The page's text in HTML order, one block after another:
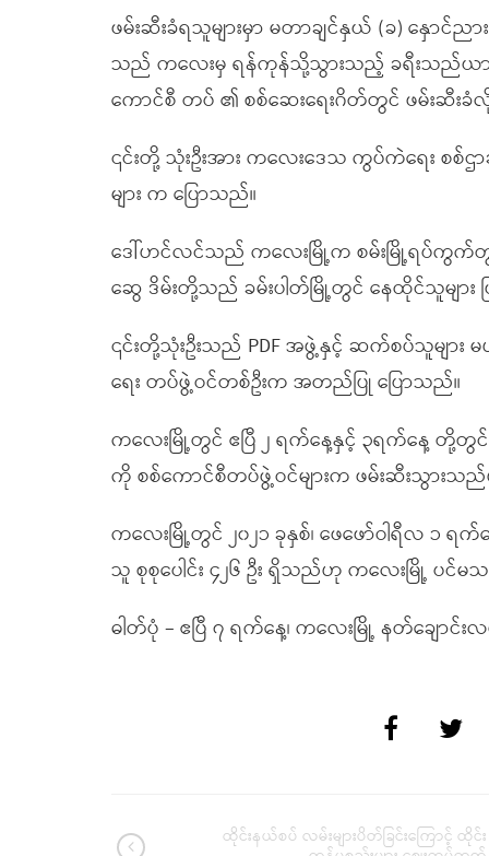
ဖမ်းဆီးခံရသူများမှာ မတာချင်နှယ် (ခ) နှောင်ည
သည် ကလေးမှ ရန်ကုန်သို့သွားသည့် ခရီးသည်ယာဉ်ပေ
ကောင်စီ တပ် ၏ စစ်ဆေးရေးဂိတ်တွင် ဖမ်းဆီး
၎င်းတို့ သုံးဦးအား ကလေးဒေသ ကွပ်ကဲရေး စစ်
များ က ပြောသည်။
ဒေါ်ဟင်လင်သည် ကလေးမြို့က စမ်းမြို့ရပ်ကွက်တွင်
ဆွေ ဒိမ်းတို့သည် ခမ်းပါတ်မြို့တွင် နေထိုင်သူမျ
၎င်းတို့သုံးဦးသည် PDF အဖွဲ့နှင့် ဆက်စပ်သူမျာ
ရေး တပ်ဖွဲ့ဝင်တစ်ဦးက အတည်ပြု ပြောသည်။
ကလေးမြို့တွင် ဧပြီ ၂ ရက်နေ့နှင့် ၃ရက်နေ့ တို့တွင်
ကို စစ်ကောင်စီတပ်ဖွဲ့ဝင်များက ဖမ်းဆီးသွားသ
ကလေးမြို့တွင် ၂၀၂၁ ခုနှစ်၊ ဖေဖော်ဝါရီလ ၁ ရ
သူ စုစုပေါင်း ၄၂၆ ဦး ရှိသည်ဟု ကလေးမြို့ ပင်မ
ဓါတ်ပုံ – ဧပြီ ၇ ရက်နေ့၊ ကလေးမြို့ နတ်ချောင်
ထိုင်းနယ်စပ် လမ်းများပိတ်ခြင်းကြောင့် ထိုင်း